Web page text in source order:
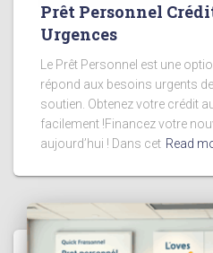
Prêt Personnel
Urgences
Le Prêt Personnel est une
répond aux besoins urgents
soutien. Obtenez votre crédit
facilement !Financez votre
aujourd’hui ! Dans cet Read